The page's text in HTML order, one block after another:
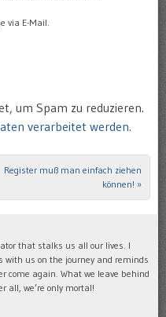
via E-Mail.
um Spam zu reduzieren.
verarbeitet werden.
Register muß man einfach ziehen
können! »
that stalks us all our lives. I
with us on the journey and reminds
come again. What we leave behind
all, we’re only mortal!